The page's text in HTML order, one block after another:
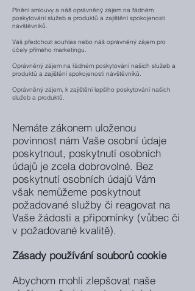
Nemáte zákonem uloženou
povinnost nám Vaše osobní údaje
poskytnout, poskytnutí osobních
údajů je zcela dobrovolné. Bez
poskytnutí osobních údajů Vám
však nemůžeme poskytnout
požadované služby či reagovat na
Vaše žádosti a připomínky (vůbec či
v požadované kvalitě).
Zásady používání souborů cookie
Abychom mohli zlepšovat naše
Plnění smlouvy a náš oprávněný zájem na řádném
poskytování služeb a produktů a zajištění spokojenosti
návštěvníků.
Váš předchozí souhlas nebo náš oprávněný zájem pro
účely přímého marketingu.
Oprávněný zájem na řádném poskytování našich služeb a
produktů a zajištění spokojenosti návštěvníků.
Oprávněný zájem, k zajištění lepšího poskytování našich
služeb a produktů.